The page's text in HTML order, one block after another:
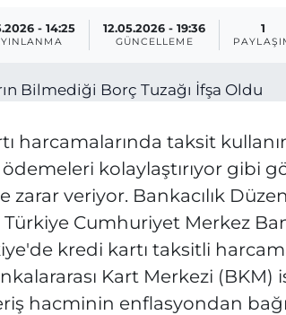
- 14:25 12.05.2026 - 19:36
GÜNCELLEME
1
harcamalarında taksit
kolaylaştırıyor gibi
zarar veriyor. Bankacılık
Cumhuriyet Merkez
kredi kartı taksitli
Kart Merkezi
hacminin enflasyondan